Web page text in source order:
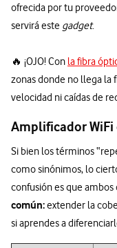
ofrecida por tu
servirá este gadget.
🔥 ¡OJO! Con la fibra
zonas donde no llega la
velocidad ni caídas de
Amplificador
Si bien los términos
como sinónimos, lo
confusión es que
común:extender la
si aprendes a